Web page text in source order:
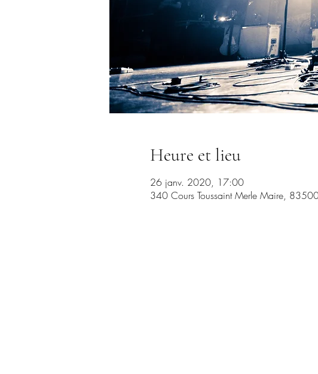
Heure et lieu
26 janv. 2020, 17:00
340 Cours Toussaint Merle Maire, 83500